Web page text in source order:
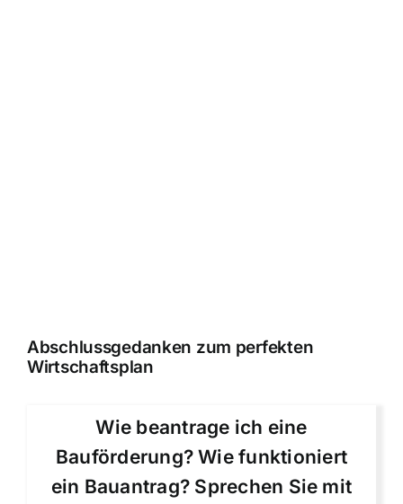
Abschlussgedanken zum perfekten
Wirtschaftsplan
Wie beantrage ich eine
Bauförderung? Wie funktioniert
ein Bauantrag? Sprechen Sie mit